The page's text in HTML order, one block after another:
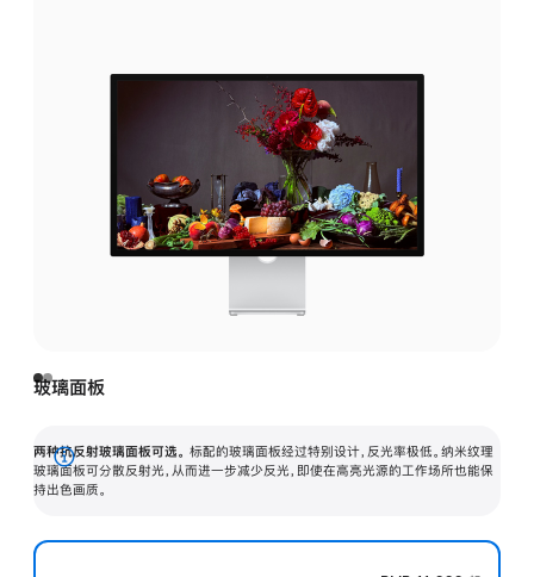
玻璃面板
两种抗反射玻璃面板可选。 标配的玻璃面板经过特别设计，反光率极低。纳米纹理
玻璃面板可分散反射光，从而进一步减少反光，即使在高亮光源的工作场所也能保
持出色画质。
展
开